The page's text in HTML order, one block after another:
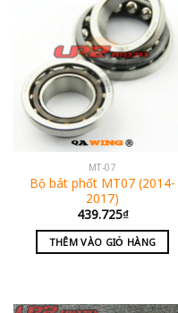
MT-07
Bộ bát phốt MT07 (2014-
2017)
439.725₫
THÊM VÀO GIỎ HÀNG